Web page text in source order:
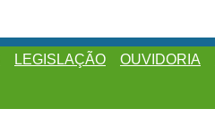
LEGISLAÇÃO OUVIDORIA